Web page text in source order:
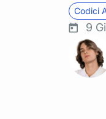
Codici
9